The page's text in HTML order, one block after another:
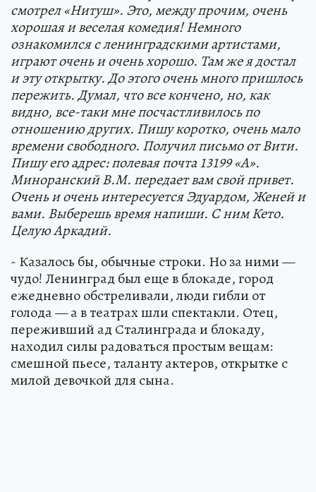
смотрел «Нитуш». Это, между прочим, очень
хорошая и веселая комедия! Немного
ознакомился с ленинградскими артистами,
играют очень и очень хорошо. Там же я достал
и эту открытку. До этого очень много пришлось
пережить. Думал, что все кончено, но, как
видно, все-таки мне посчастливилось по
отношению других. Пишу коротко, очень мало
времени свободного. Получил письмо от Вити.
Пишу его адрес: полевая почта 13199 «А».
Миноранский В.М. передает вам свой привет.
Очень и очень интересуется Эдуардом, Женей и
вами. Выберешь время напиши. С ним Кето.
Целую Аркадий.
- Казалось бы, обычные строки. Но за ними —
чудо! Ленинград был еще в блокаде, город
ежедневно обстреливали, люди гибли от
голода — а в театрах шли спектакли. Отец,
переживший ад Сталинграда и блокаду,
находил силы радоваться простым вещам:
смешной пьесе, таланту актеров, открытке с
милой девочкой для сына.